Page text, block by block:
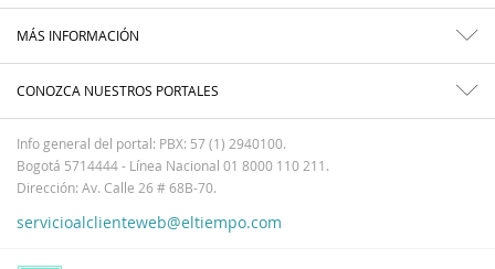
MÁS INFORMACIÓN
CONOZCA NUESTROS PORTALES
Info general del portal: PBX: 57 (1) 2940100.
Bogotá 5714444 - Línea Nacional 01 8000 110 211.
Dirección: Av. Calle 26 # 68B-70.
servicioalclienteweb@eltiempo.com